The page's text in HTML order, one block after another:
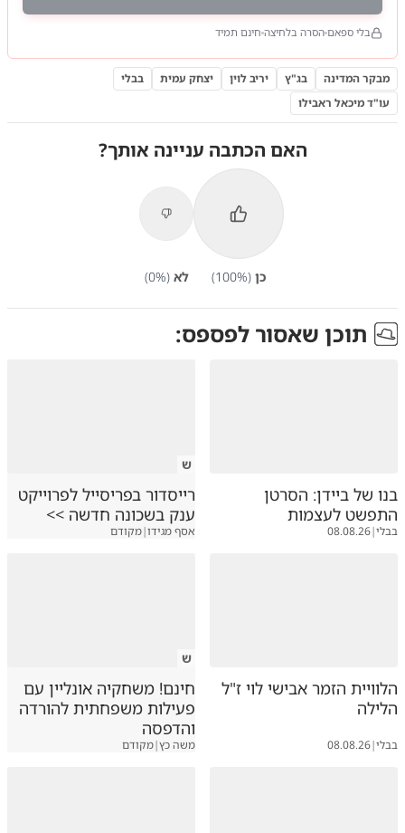
בלי ספאם הסרה בלחיצה חינם תמיד
מבקר המדינה בג"ץ יריב לוין יצחק עמית
בבלי
עו"ד מיכאל ראבילו
האם הכתבה עניינה אותך?
כן (
100%) לא (
0%)
תוכן שאסור לפספס:
בנו של ביידן: הסרטן
התפשט לעצמות
בבלי|
08.08.26
ש
רייסדור בפריסייל לפרוייקט
ענק בשכונה חדשה >>
אסף מגידו|מקודם
הלוויית הזמר אבישי לוי ז"ל
הלילה
בבלי|
08.08.26
ש
חינם! משחקיה אונליין עם
פעילות משפחתית להורדה
והדפסה
משה כץ|מקודם